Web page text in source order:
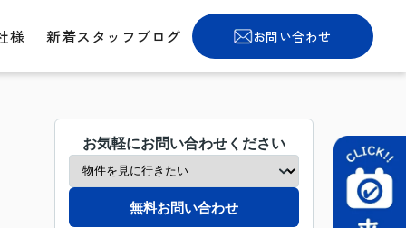
様 新着スタッフブログ お問い合わせ
お気軽にお問い合わせください
無料お問い合わせ